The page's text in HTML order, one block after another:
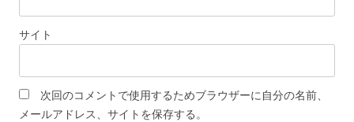
サイト
次回のコメントで使用するためブラウザーに自分の名前、
メールアドレス、サイトを保存する。